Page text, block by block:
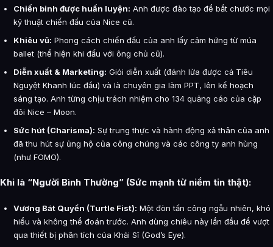
Chiến binh được huấn luyện: Anh được đào tạo để bắt chước mọi
kỹ thuật chiến đấu của Nice cũ.
Khiêu vũ: Phong cách chiến đấu của anh lấy cảm hứng từ múa
ballet (thể hiện khi đấu với ông chủ cũ).
Diễn xuất & Marketing: Giỏi diễn xuất (đánh lừa được cả Tiêu
Nguyệt Khanh lúc đầu) và là chuyên gia làm PPT, lên kế hoạch
sáng tạo. Anh từng chịu trách nhiệm cho 134 quảng cáo của cặp
đôi Nice – Moon.
Sức hút (Charisma): Sự trung thực và hành động xả thân của anh
đã thu hút sự ủng hộ của công chúng và các công ty anh hùng
(như FOMO).
Khi là “Người Bình Thường” (Sức mạnh từ niềm tin thật):
Vương Bát Quyền (Turtle Fist): Một đòn tấn công ngẫu nhiên, khó
hiểu và không thể đoán trước. Anh dùng chiêu này lần đầu để vượt
qua thiết bị phân tích của Khải Sĩ (God’s Eye).